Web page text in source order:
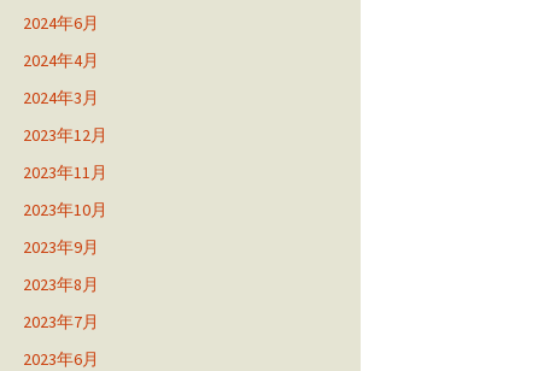
2024年6月
2024年4月
2024年3月
2023年12月
2023年11月
2023年10月
2023年9月
2023年8月
2023年7月
2023年6月